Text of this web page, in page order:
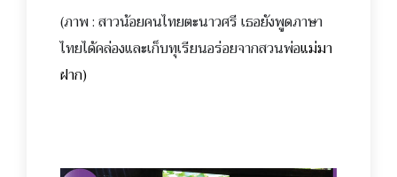
(ภาพ : สาวน้อยคนไทยตะนาวศรี เธอยังพูดภาษา
ไทยได้คล่องและเก็บทุเรียนอร่อยจากสวนพ่อแม่มา
ฝาก)